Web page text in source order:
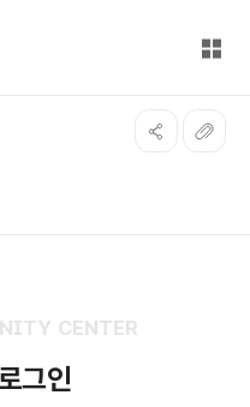
전체
CENTER
그인